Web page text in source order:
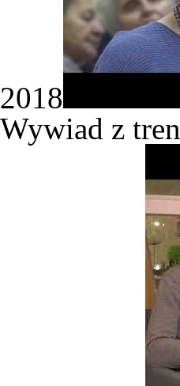
2018
Wywiad z